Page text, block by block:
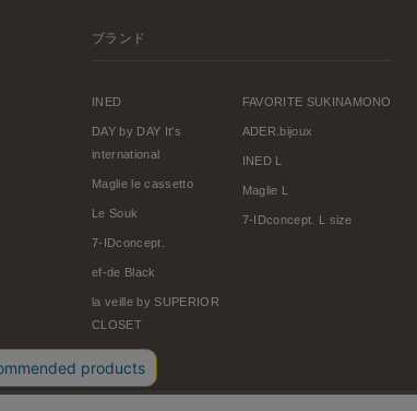
ブランド
INED
DAY by DAY It's
international
Maglie le cassetto
Le Souk
7-IDconcept.
ef-de Black
la veille by SUPERIOR
CLOSET
FAVORITE SUKINAMONO
ADER.bijoux
INED L
Maglie L
7-IDconcept. L size